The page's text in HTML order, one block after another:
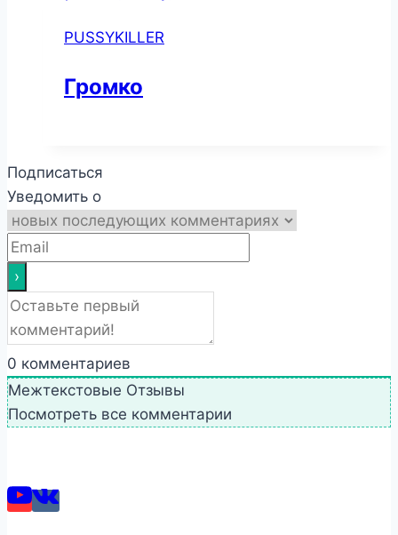
PUSSYKILLER
Громко
Подписаться
Уведомить о
0 комментариев
Межтекстовые Отзывы
Посмотреть все комментарии